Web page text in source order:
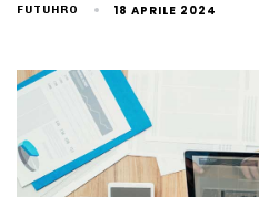
FUTUHRO 18 APRILE 2024